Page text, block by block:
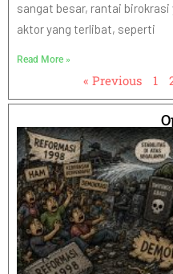
sangat besar, rantai birokrasi
aktor yang terlibat, seperti
Read More »
« Previous 1